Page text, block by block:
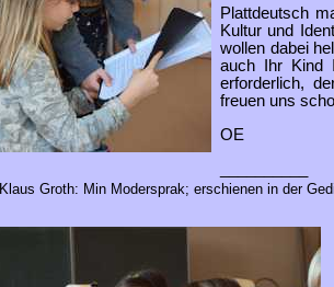
Plattdeutsch
Kultur und
wollen dabei
auch Ihr Kind
erforderlich,
freuen uns
OE
Klaus Groth: Min Modersprak; erschienen in der